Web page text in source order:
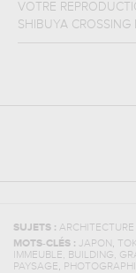
VOTRE
SHIBUYA CROSSING
SUJETS : ARCHITECTURE
MOTS-CLÉS : JAPON ,
IMMEUBLE, BUILDING,
PAYSAGE,